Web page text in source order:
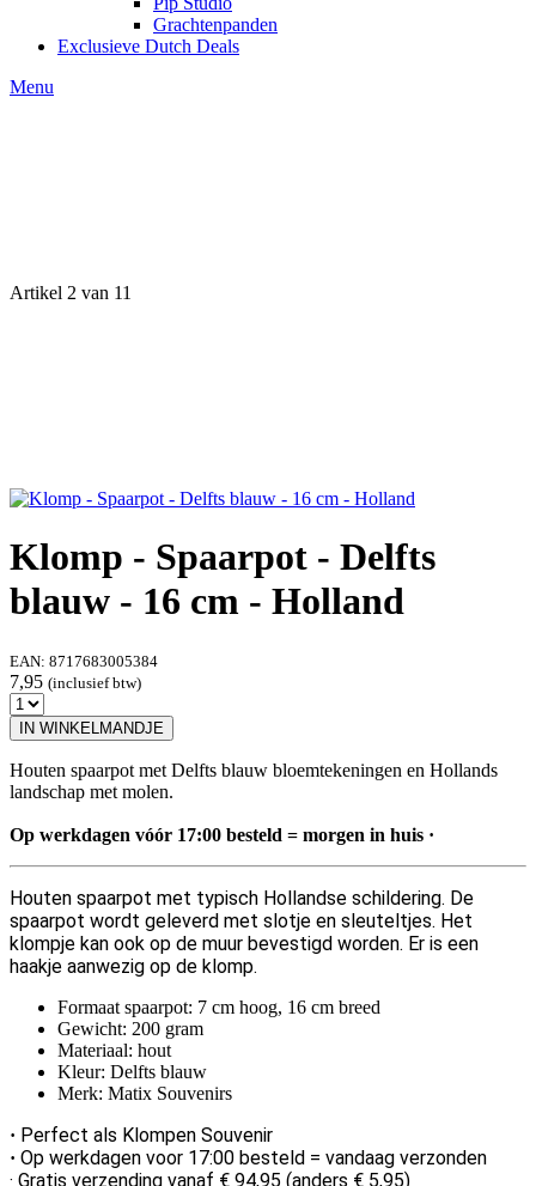
Grachtenpanden
Exclusieve Dutch Deals
Menu
Artikel 2 van 11
Klomp - Spaarpot - Delfts
blauw - 16 cm - Holland
EAN: 8717683005384
7,95 (inclusief btw)
IN WINKELMANDJE
Houten spaarpot met Delfts blauw bloemtekeningen en Hollands
landschap met molen.
Op werkdagen vóór 17:00 besteld = morgen in huis ·
Houten spaarpot met typisch Hollandse schildering. De
spaarpot wordt geleverd met slotje en sleuteltjes. Het
klompje kan ook op de muur bevestigd worden. Er is een
haakje aanwezig op de klomp.
Formaat spaarpot: 7 cm hoog, 16 cm breed
Gewicht: 200 gram
Materiaal: hout
Kleur: Delfts blauw
Merk: Matix Souvenirs
· Perfect als Klompen Souvenir
· Op werkdagen voor 17:00 besteld = vandaag verzonden
· Gratis verzending vanaf € 94,95 (anders € 5,95)